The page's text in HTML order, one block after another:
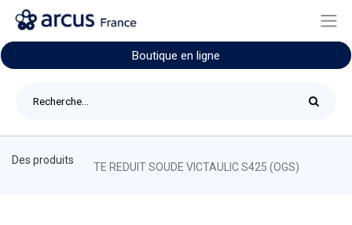
Boutique en ligne
Des produits
TE REDUIT SOUDE VICTAULIC S425 (OGS)